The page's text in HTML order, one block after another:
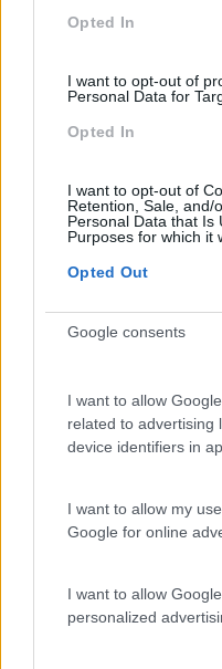
Opted In
I want to opt-out of
Personal Data for
Opted In
I want to opt-out of
Retention, Sale, and/
Personal Data that Is
Purposes for which it
Opted Out
Google consents
I want to allow
related to advertising
device identifiers in
I want to allow my
Google for online
I want to allow
personalized
Como
ativa
O futuro
decidir
dados e
do piloto